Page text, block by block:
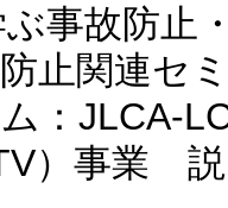
事故防止
止関連セ
：JLCA-
）事業